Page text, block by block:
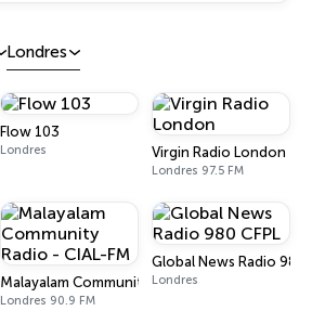
Londres
Flow 103
Londres Virgin Radio London
Londres 97.5 FM
Malayalam Community Radio - CIAL-FM
Londres 90.9 FM
Global News Radio 980
Londres